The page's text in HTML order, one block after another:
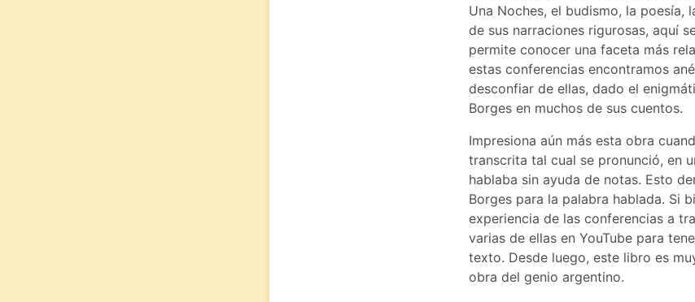
Una Noches, el budismo, la poesía,
de sus narraciones rigurosas, aquí
permite conocer una faceta más
estas conferencias encontramos
desconfiar de ellas, dado el
Borges en muchos de sus cuentos.
Impresiona aún más esta obra
transcrita tal cual se pronunció, en
hablaba sin ayuda de notas. Esto
Borges para la palabra hablada. Si
experiencia de las conferencias a
varias de ellas en YouTube para
texto. Desde luego, este libro es
obra del genio argentino.